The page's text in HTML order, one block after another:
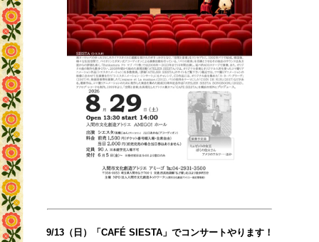
9/13（日）「CAFÉ SIESTA」でコンサートやります！